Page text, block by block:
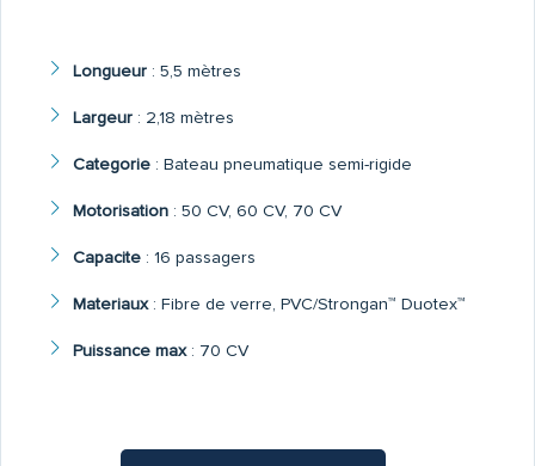
Longueur: 5,5 mètres
Largeur: 2,18 mètres
Categorie: Bateau pneumatique semi-rigide
Motorisation: 50 CV, 60 CV, 70 CV
Capacite: 16 passagers
Materiaux: Fibre de verre, PVC/Strongan™ Duotex™
Puissance max: 70 CV